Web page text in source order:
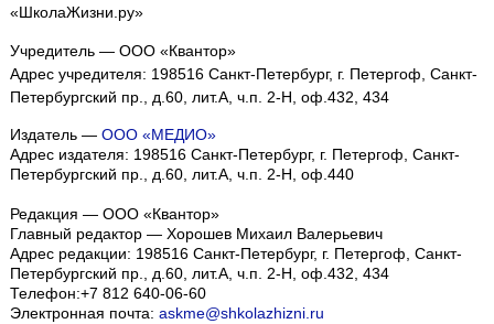
«ШколаЖизни.ру»
Учредитель — ООО «Квантор»
Адрес учредителя: 198516 Санкт-Петербург, г. Петергоф, Санкт-
Петербургский пр., д.60, лит.А, ч.п. 2-Н, оф.432, 434
Издатель — ООО «МЕДИО»
Адрес издателя: 198516 Санкт-Петербург, г. Петергоф, Санкт-
Петербургский пр., д.60, лит.А, ч.п. 2-Н, оф.440
Редакция — ООО «Квантор»
Главный редактор — Хорошев Михаил Валерьевич
Адрес редакции: 198516 Санкт-Петербург, г. Петергоф, Санкт-
Петербургский пр., д.60, лит.А, ч.п. 2-Н, оф.432, 434
Телефон:+7 812 640-06-60
Электронная почта: askme@shkolazhizni.ru